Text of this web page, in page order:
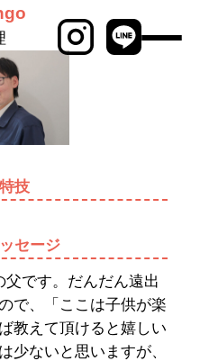
技
セージ
です。だんだん遠出
で、「ここは子供が楽
教えて頂けると嬉しい
少ないと思いますが、